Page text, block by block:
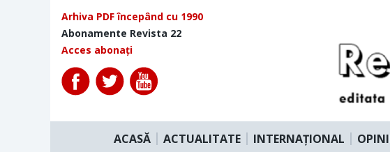
Arhiva PDF începând cu 1990
Abonamente Revista 22
Acces abonați
ACASĂ ACTUALITATE INTERNAȚIONAL